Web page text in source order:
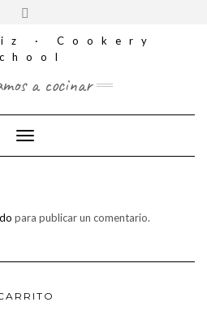
cabecera
a cocinar
Cambiar modo de navegación
para publicar un comentario.